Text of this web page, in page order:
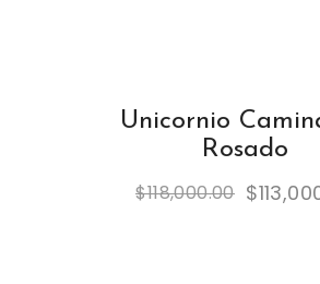
Unicornio
Rosado
$118,000.00 $